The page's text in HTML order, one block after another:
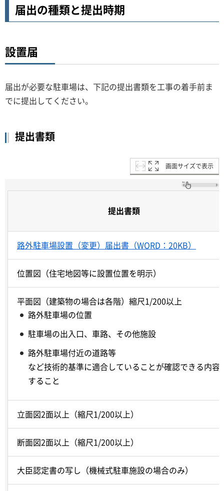
届出の種類と提出時期
設置届
届出が必要な駐車場は、下記の提出書類を工事の着手前ま
でに提出してください。
提出書類
画面サイズで表示
提出書類
路外駐車場設置（変更）届出書（WORD：20KB）
位置図（住宅地図等に設置位置を明示）
平面図（建築物の場合は各階）縮尺1/200以上
路外駐車場の位置
駐車場の出入口、車路、その他施設
路外駐車場付近の道路等
など技術的基準に適合していることが確認できる内容
すること
立面図2面以上（縮尺1/200以上）
断面図2面以上（縮尺1/200以上）
大臣認定書の写し（機械式駐車施設の場合のみ）